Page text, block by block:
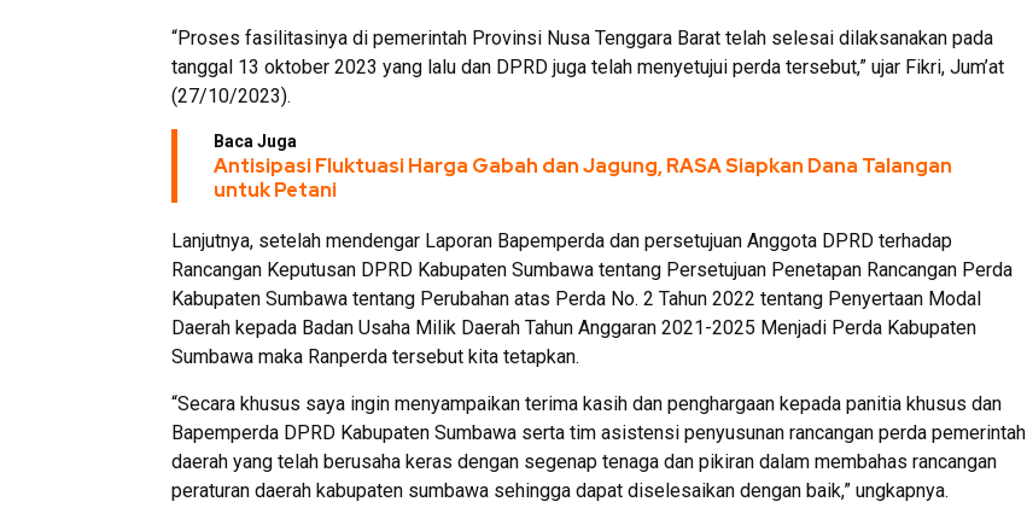
“Proses fasilitasinya di pemerintah Provinsi Nusa Tenggara Barat telah selesai dilaksanakan pada
tanggal 13 oktober 2023 yang lalu dan DPRD juga telah menyetujui perda tersebut,” ujar Fikri, Jum’at
(27/10/2023).
Baca Juga
Antisipasi Fluktuasi Harga Gabah dan Jagung, RASA Siapkan Dana Talangan
untuk Petani
Lanjutnya, setelah mendengar Laporan Bapemperda dan persetujuan Anggota DPRD terhadap
Rancangan Keputusan DPRD Kabupaten Sumbawa tentang Persetujuan Penetapan Rancangan Perda
Kabupaten Sumbawa tentang Perubahan atas Perda No. 2 Tahun 2022 tentang Penyertaan Modal
Daerah kepada Badan Usaha Milik Daerah Tahun Anggaran 2021-2025 Menjadi Perda Kabupaten
Sumbawa maka Ranperda tersebut kita tetapkan.
“Secara khusus saya ingin menyampaikan terima kasih dan penghargaan kepada panitia khusus dan
Bapemperda DPRD Kabupaten Sumbawa serta tim asistensi penyusunan rancangan perda pemerintah
daerah yang telah berusaha keras dengan segenap tenaga dan pikiran dalam membahas rancangan
peraturan daerah kabupaten sumbawa sehingga dapat diselesaikan dengan baik,” ungkapnya.